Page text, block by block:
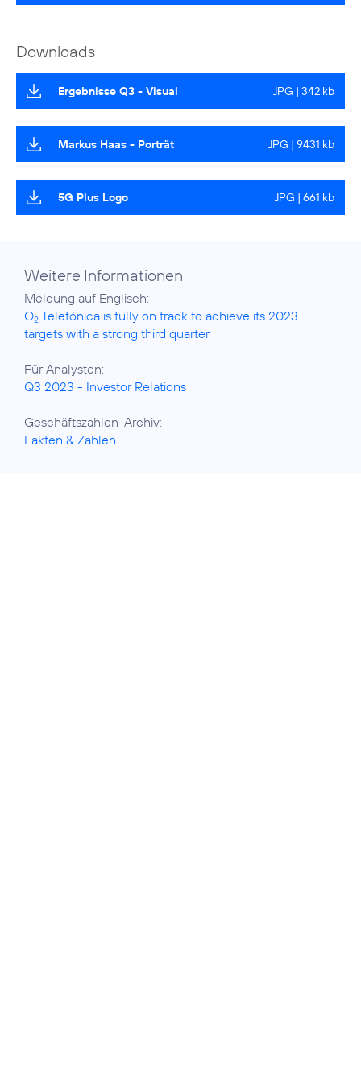
Downloads
Ergebnisse Q3 - Visual JPG | 342 kb
Markus Haas - Porträt JPG | 9431 kb
5G Plus Logo JPG | 661 kb
Weitere Informationen
O2 Telefónica is fully on track to achieve its 2023
targets with a strong third quarter
Q3 2023 - Investor Relations
Fakten & Zahlen